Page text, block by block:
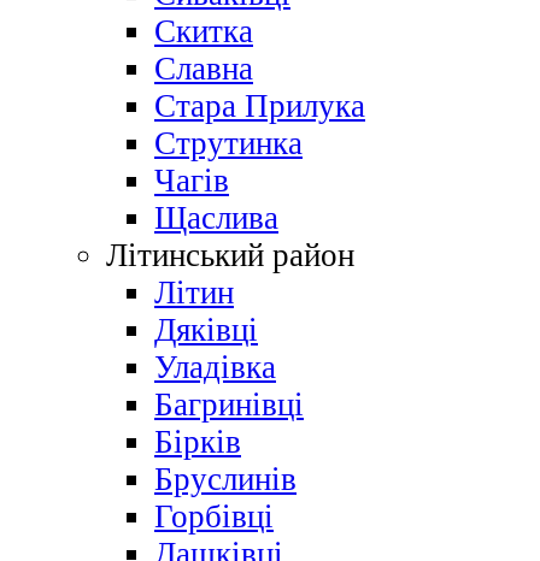
Скитка
Славна
Стара Прилука
Струтинка
Чагів
Щаслива
Літинський район
Літин
Дяківці
Уладівка
Багринівці
Бірків
Бруслинів
Горбівці